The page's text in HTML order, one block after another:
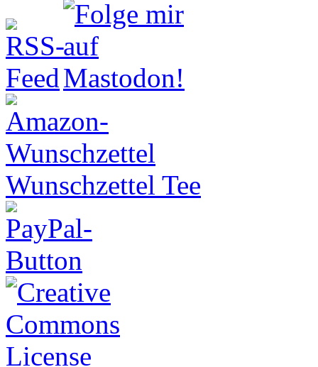
Wunschzettel Tee